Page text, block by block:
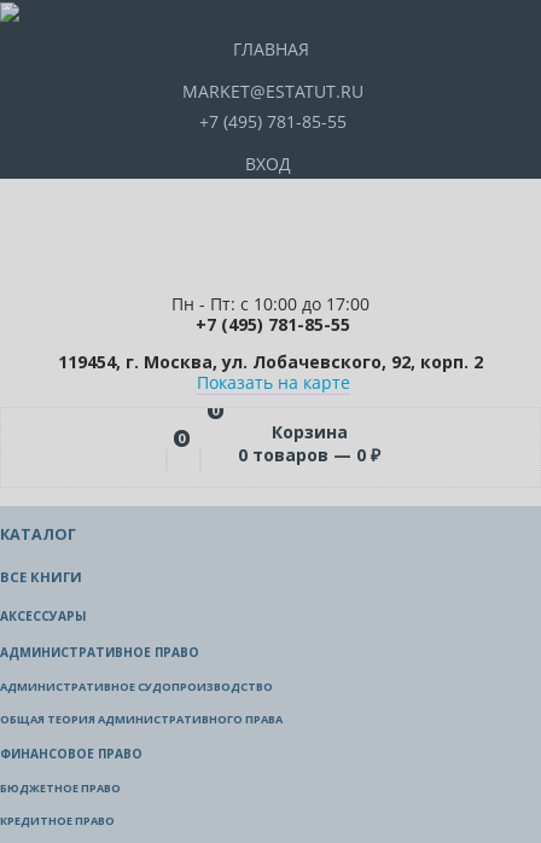
ГЛАВНАЯ
MARKET@ESTATUT.RU
+7 (495) 781-85-55
ВХОД
Пн - Пт: с 10:00 до 17:00
+7 (495) 781-85-55
119454, г. Москва, ул. Лобачевского, 92, корп. 2
Показать на карте
0
0
Корзина
0 товаров — 0 ₽
КАТАЛОГ
ВСЕ КНИГИ
АКСЕССУАРЫ
АДМИНИСТРАТИВНОЕ ПРАВО
АДМИНИСТРАТИВНОЕ СУДОПРОИЗВОДСТВО
ОБЩАЯ ТЕОРИЯ АДМИНИСТРАТИВНОГО ПРАВА
ФИНАНСОВОЕ ПРАВО
БЮДЖЕТНОЕ ПРАВО
КРЕДИТНОЕ ПРАВО